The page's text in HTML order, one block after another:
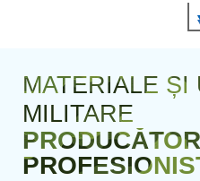
MATERIALE ȘI
MILITARE
PRODUCĂTOR